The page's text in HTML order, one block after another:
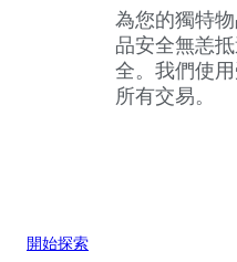
為您的獨特
品安全無恙
全。我們使
所有交易。
開始探索